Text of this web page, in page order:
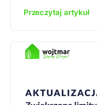
Przeczytaj artykuł